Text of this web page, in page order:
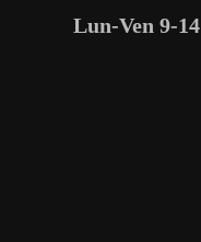
Lun-Ven 9-14